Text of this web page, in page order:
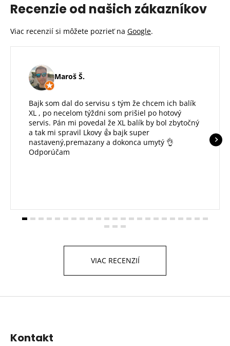
Recenzie od našich zákazníkov
Viac recenzií si môžete pozrieť na Google.
Maroš Š.
Bajk som dal do servisu s tým že chcem ich balík
XL , po necelom týždni som prišiel po hotový
servis. Pán mi povedal že XL balík by bol zbytočný
a tak mi spravil Lkovy 👍 bajk super
nastavený,premazany a dokonca umytý 👌
Odporúčam
VIAC RECENZIÍ
Kontakt